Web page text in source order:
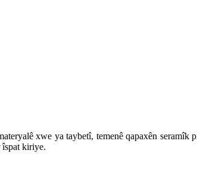
xwe ya taybetî, temenê qapaxên
îspat kiriye.